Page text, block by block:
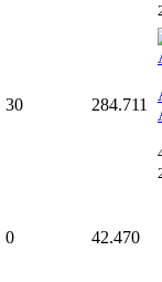
30 284.711
0 42.470